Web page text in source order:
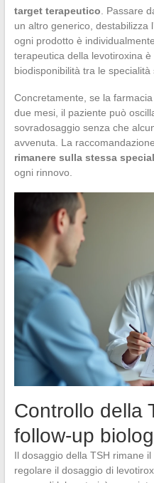
target terapeutico . Passare
un altro generico, destabilizza
ogni prodotto è
terapeutica della levotiroxina
biodisponibilità tra le specialità
Concretamente, se la
due mesi, il paziente può
sovradosaggio senza che
avvenuta. La
rimanere sulla stessa
ogni rinnovo.
Controllo della
follow-up
Il dosaggio della TSH rimane
regolare il dosaggio di